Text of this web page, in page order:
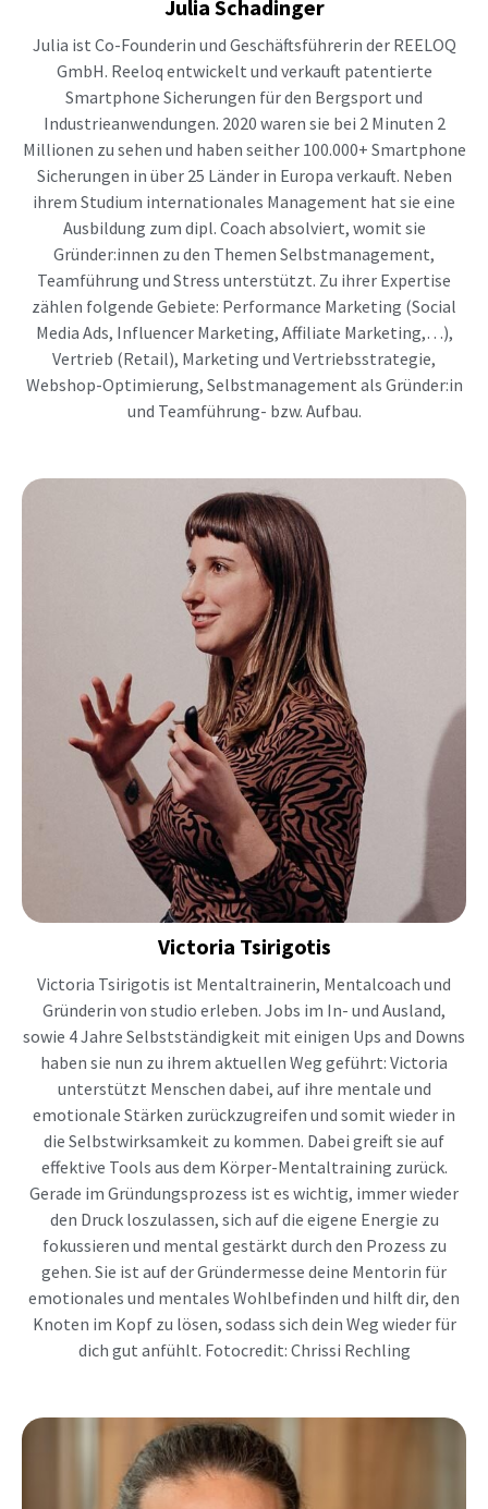
Julia Schadinger
Julia ist Co-Founderin und Geschäftsführerin der REELOQ
GmbH. Reeloq entwickelt und verkauft patentierte
Smartphone Sicherungen für den Bergsport und
Industrieanwendungen. 2020 waren sie bei 2 Minuten 2
Millionen zu sehen und haben seither 100.000+ Smartphone
Sicherungen in über 25 Länder in Europa verkauft. Neben
ihrem Studium internationales Management hat sie eine
Ausbildung zum dipl. Coach absolviert, womit sie
Gründer:innen zu den Themen Selbstmanagement,
Teamführung und Stress unterstützt. Zu ihrer Expertise
zählen folgende Gebiete: Performance Marketing (Social
Media Ads, Influencer Marketing, Affiliate Marketing,…),
Vertrieb (Retail), Marketing und Vertriebsstrategie,
Webshop-Optimierung, Selbstmanagement als Gründer:in
und Teamführung- bzw. Aufbau.
Victoria Tsirigotis
Victoria Tsirigotis ist Mentaltrainerin, Mentalcoach und
Gründerin von studio erleben. Jobs im In- und Ausland,
sowie 4 Jahre Selbstständigkeit mit einigen Ups and Downs
haben sie nun zu ihrem aktuellen Weg geführt: Victoria
unterstützt Menschen dabei, auf ihre mentale und
emotionale Stärken zurückzugreifen und somit wieder in
die Selbstwirksamkeit zu kommen. Dabei greift sie auf
effektive Tools aus dem Körper-Mentaltraining zurück.
Gerade im Gründungsprozess ist es wichtig, immer wieder
den Druck loszulassen, sich auf die eigene Energie zu
fokussieren und mental gestärkt durch den Prozess zu
gehen. Sie ist auf der Gründermesse deine Mentorin für
emotionales und mentales Wohlbefinden und hilft dir, den
Knoten im Kopf zu lösen, sodass sich dein Weg wieder für
dich gut anfühlt. Fotocredit: Chrissi Rechling